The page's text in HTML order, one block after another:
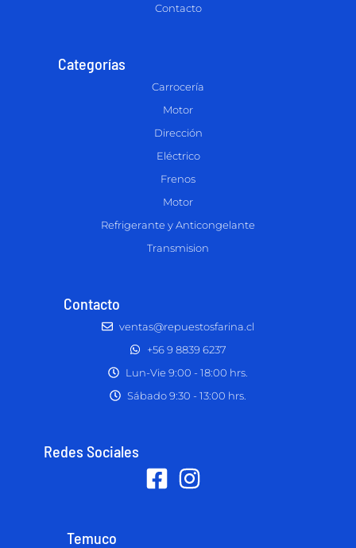
Contacto
Categorías
Carrocería
Motor
Dirección
Eléctrico
Frenos
Motor
Refrigerante y Anticongelante
Transmision
Contacto
ventas@repuestosfarina.cl
+56 9 8839 6237
Lun-Vie 9:00 - 18:00 hrs.
Sábado 9:30 - 13:00 hrs.
Redes Sociales
Temuco